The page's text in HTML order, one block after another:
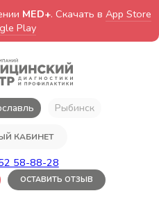
MED+. Скачать в App Store
Play
Рыбинск
КАБИНЕТ
58-88-28
ОСТАВИТЬ ОТЗЫВ